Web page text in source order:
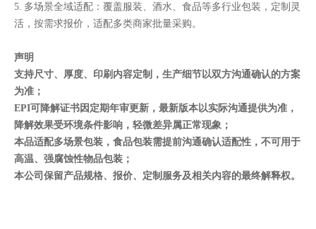
5. 多场景全域适配：覆盖服装、酒水、食品等多行业包装，定制灵
活，按需求报价，适配多类商家批量采购。
声明
支持尺寸、厚度、印刷内容定制，生产细节以双方沟通确认的方案
为准；
EPI可降解证书因定期年审更新，最新版本以实际沟通提供为准，
降解效果受环境条件影响，轻微差异属正常现象；
本品适配多场景包装，食品包装需提前沟通确认适配性，不可用于
高温、强腐蚀性物品包装；
本公司保留产品规格、报价、定制服务及相关内容的最终解释权。